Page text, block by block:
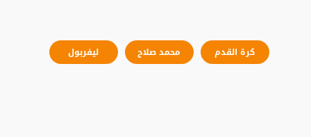
كرة القدم محمد صلاح ليفربول